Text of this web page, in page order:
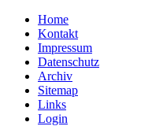
Home
Kontakt
Impressum
Datenschutz
Archiv
Sitemap
Links
Login